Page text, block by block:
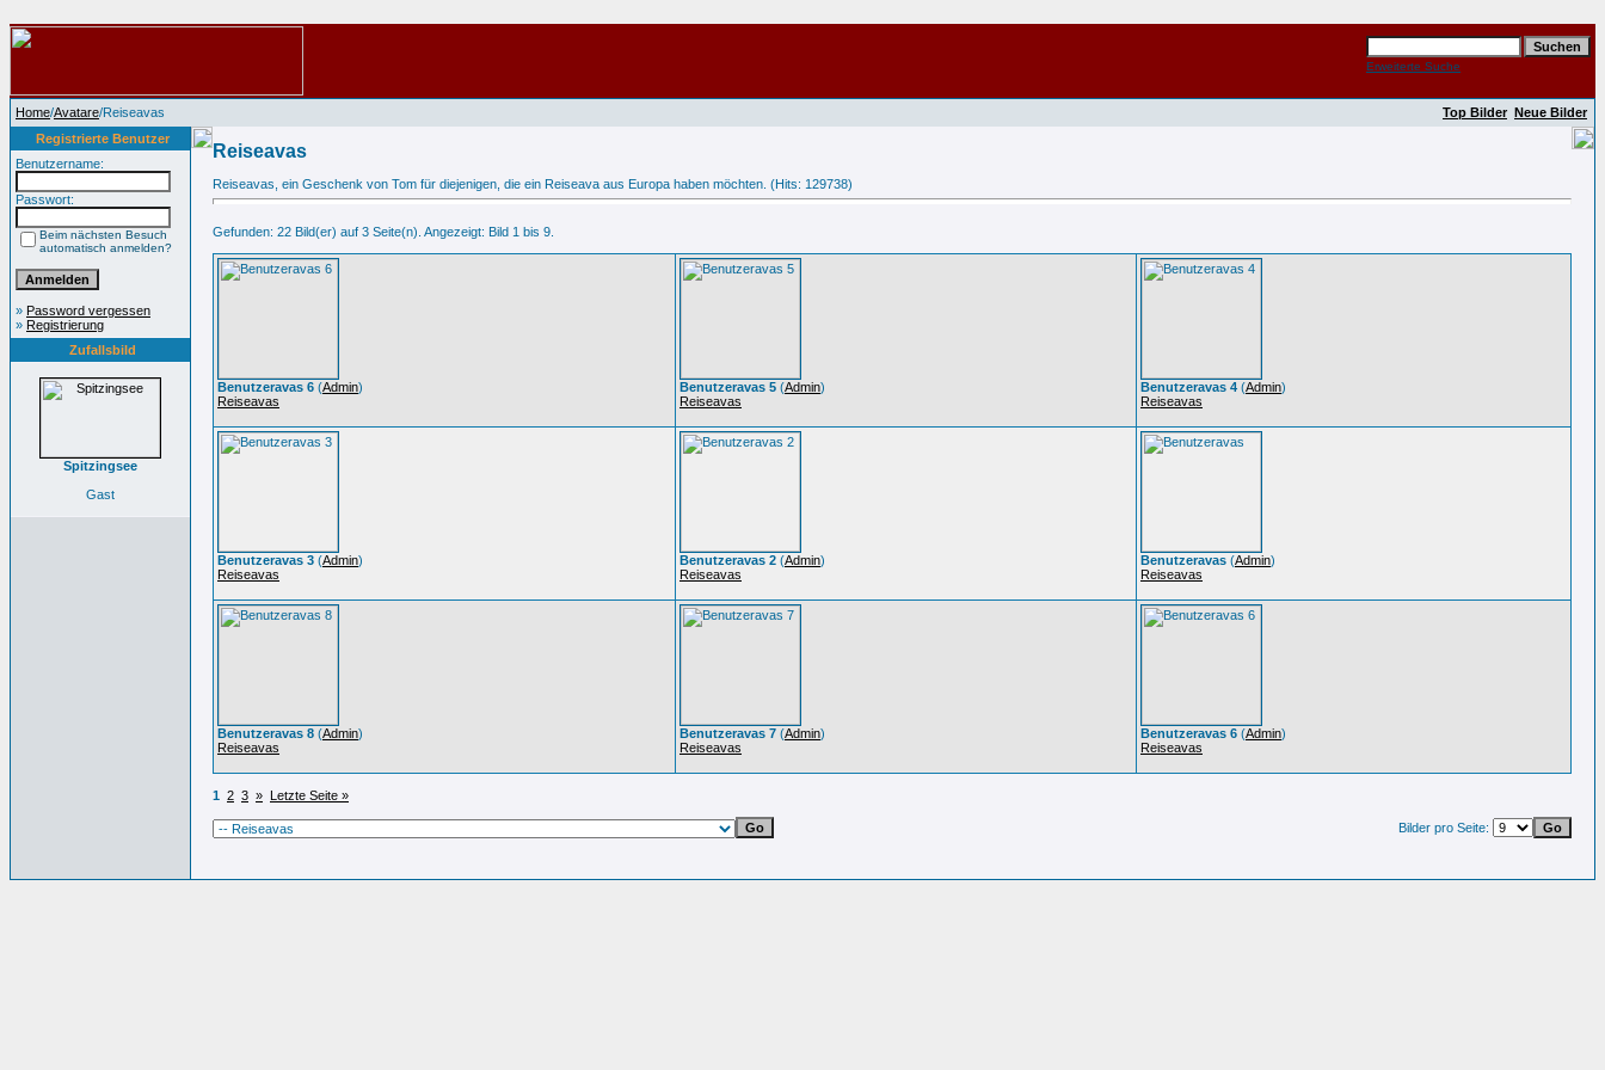
Erweiterte Suche
Home/Avatare/Reiseavas Top Bilder Neue Bilder
Registrierte Benutzer
Benutzername:
Passwort:
Beim nächsten Besuch
automatisch anmelden?
» Password vergessen
» Registrierung
Zufallsbild
Spitzingsee
Gast
Reiseavas
Reiseavas, ein Geschenk von Tom für diejenigen, die ein Reiseava aus Europa haben möchten. (Hits: 129738)
Gefunden: 22 Bild(er) auf 3 Seite(n). Angezeigt: Bild 1 bis 9.
Benutzeravas 6 (Admin)
Reiseavas
Benutzeravas 5 (Admin)
Reiseavas
Benutzeravas 4 (Admin)
Reiseavas
Benutzeravas 3 (Admin)
Reiseavas
Benutzeravas 2 (Admin)
Reiseavas
Benutzeravas (Admin)
Reiseavas
Benutzeravas 8 (Admin)
Reiseavas
Benutzeravas 7 (Admin)
Reiseavas
Benutzeravas 6 (Admin)
Reiseavas
1 2 3 » Letzte Seite »
Bilder pro Seite: